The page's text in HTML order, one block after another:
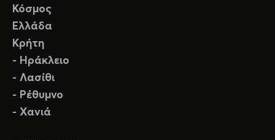
Κόσμος
Ελλάδα
Κρήτη
- Ηράκλειο
- Λασίθι
- Ρέθυμνο
- Χανιά